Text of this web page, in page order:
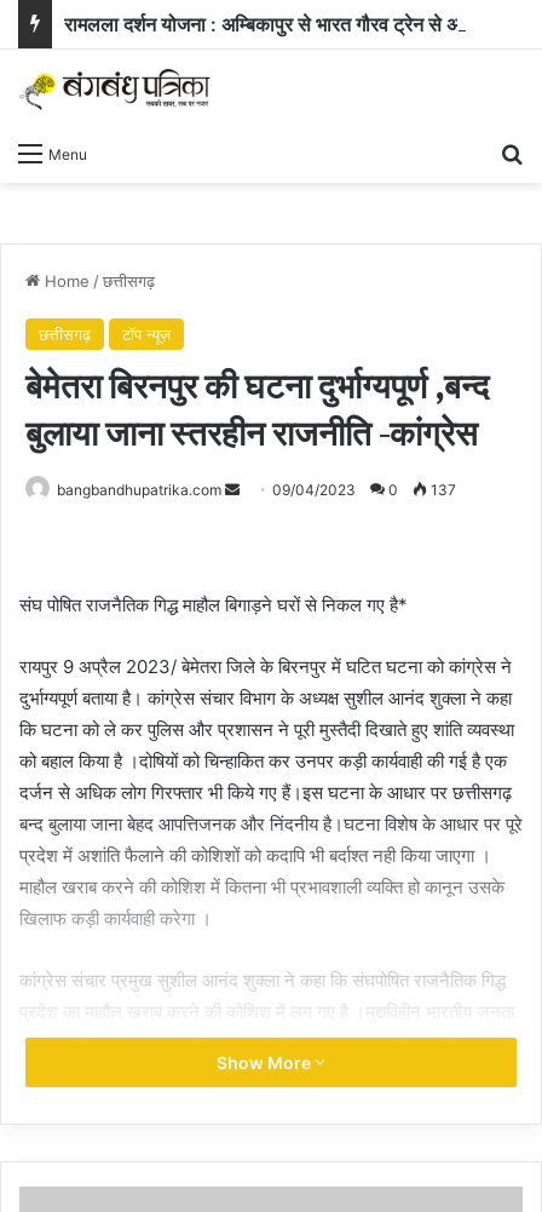
Menu
Home /छत्तीसगढ़
छत्तीसगढ़ टॉप न्यूज़
बेमेतरा बिरनपुर की घटना दुर्भाग्यपूर्ण ,बन्द
बुलाया जाना स्तरहीन राजनीति -कांग्रेस
bangbandhupatrika.com
Send09/04/2023 0 137
संघ पोषित राजनैतिक गिद्ध माहौल बिगाड़ने घरों से निकल गए है*
रायपुर 9 अप्रैल 2023/ बेमेतरा जिले के बिरनपुर में घटित घटना को कांग्रेस ने
दुर्भाग्यपूर्ण बताया है। कांग्रेस संचार विभाग के अध्यक्ष सुशील आनंद शुक्ला ने कहा
कि घटना को ले कर पुलिस और प्रशासन ने पूरी मुस्तैदी दिखाते हुए शांति व्यवस्था
को बहाल किया है ।दोषियों को चिन्हाकित कर उनपर कड़ी कार्यवाही की गई है एक
दर्जन से अधिक लोग गिरफ्तार भी किये गए हैं।इस घटना के आधार पर छत्तीसगढ़
बन्द बुलाया जाना बेहद आपत्तिजनक और निंदनीय है।घटना विशेष के आधार पर पूरे
प्रदेश में अशांति फैलाने की कोशिशों को कदापि भी बर्दाश्त नही किया जाएगा ।
माहौल खराब करने की कोशिश में कितना भी प्रभावशाली व्यक्ति हो कानून उसके
खिलाफ कड़ी कार्यवाही करेगा ।
कांग्रेस संचार प्रमुख सुशील आनंद शुक्ला ने कहा कि संघपोषित राजनैतिक गिद्ध
प्रदेश का माहौल खराब करने की कोशिश में लग गए है ।मुद्दाविहीन भारतीय जनता
पार्टी छग में साम्प्रदायिक माहौल खराब करने का अवसर खोजते रहती है।भाजपा के
प्रदेश अध्यक्ष जैसे महत्वपूर्ण पद पर बैठे अरुण साव भी स्तरहीन बयान बाजी कर के
निभाई सभी ने अपने बयानों में विद्वेष बढ़ाने का ही प्रयास किया है।
Show More